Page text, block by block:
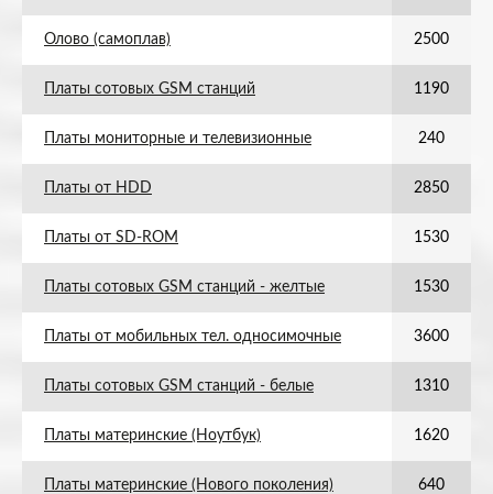
Олово (самоплав) 2500
Платы сотовых GSM станций 1190
Платы мониторные и телевизионные 240
Платы от HDD 2850
Платы от SD-ROM 1530
Платы сотовых GSM станций - желтые 1530
Платы от мобильных тел. односимочные 3600
Платы сотовых GSM станций - белые 1310
Платы материнские (Ноутбук) 1620
Платы материнские (Нового поколения) 640